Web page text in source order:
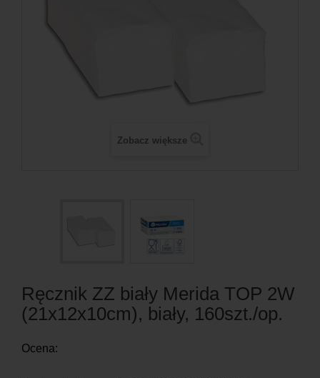
Zobacz większe
Ręcznik ZZ biały Merida TOP 2W
(21x12x10cm), biały, 160szt./op.
Ocena: